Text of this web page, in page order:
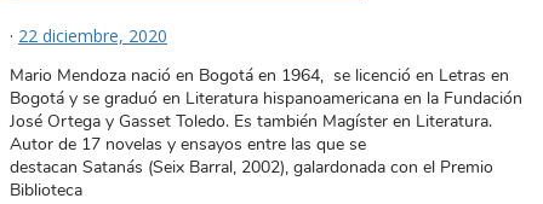
· 22 diciembre, 2020
Mario Mendoza nació en Bogotá en 1964, se licenció en Letras en
Bogotá y se graduó en Literatura hispanoamericana en la Fundación
José Ortega y Gasset Toledo. Es también Magíster en Literatura.
Autor de 17 novelas y ensayos entre las que se
destacan Satanás (Seix Barral, 2002), galardonada con el Premio
Biblioteca